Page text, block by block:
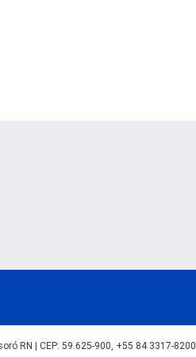
RN | CEP: 59.625-900, +55 84 3317-8200